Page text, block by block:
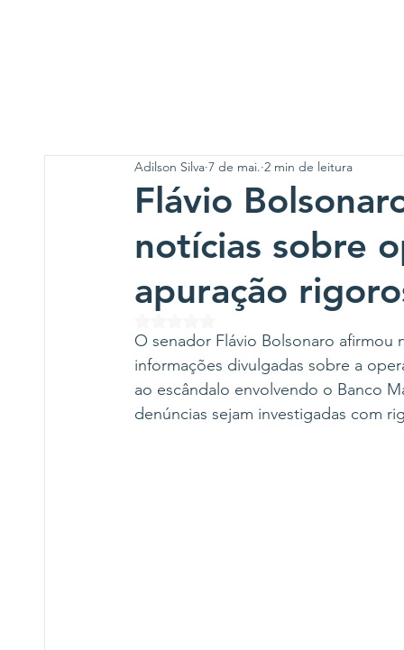
Flávio
notícias sobre
apuração
Adilson Silva 7 de mai. 2 min de leitura
O senador Flávio Bolsonaro afirmou
informações divulgadas sobre a
ao escândalo envolvendo o Banco
denúncias sejam investigadas com